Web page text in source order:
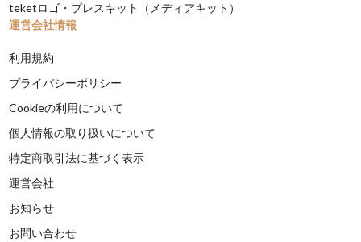
teketロゴ・プレスキット（メディアキット）
運営会社情報
利用規約
プライバシーポリシー
Cookieの利用について
個人情報の取り扱いについて
特定商取引法に基づく表示
運営会社
お知らせ
お問い合わせ